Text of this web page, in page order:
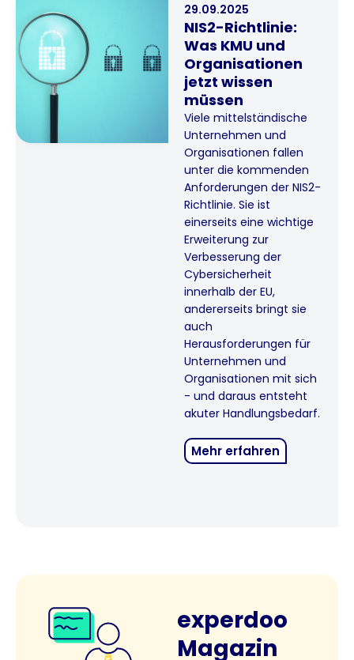
29.09.2025
NIS2-Richtlinie:
Was KMU und
Organisationen
jetzt wissen
müssen
Viele mittelständische
Unternehmen und
Organisationen fallen
unter die kommenden
Anforderungen der NIS2-
Richtlinie. Sie ist
einerseits eine wichtige
Erweiterung zur
Verbesserung der
Cybersicherheit
innerhalb der EU,
andererseits bringt sie
auch
Herausforderungen für
Unternehmen und
Organisationen mit sich
- und daraus entsteht
akuter Handlungsbedarf.
Mehr erfahren
experdoo
Magazin